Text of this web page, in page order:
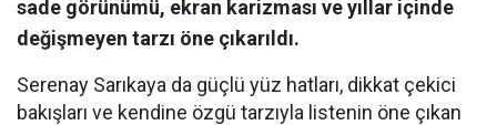
sade görünümü, ekran karizması ve yıllar içinde
değişmeyen tarzı öne çıkarıldı.
Serenay Sarıkaya da güçlü yüz hatları, dikkat çekici
bakışları ve kendine özgü tarzıyla listenin öne çıkan